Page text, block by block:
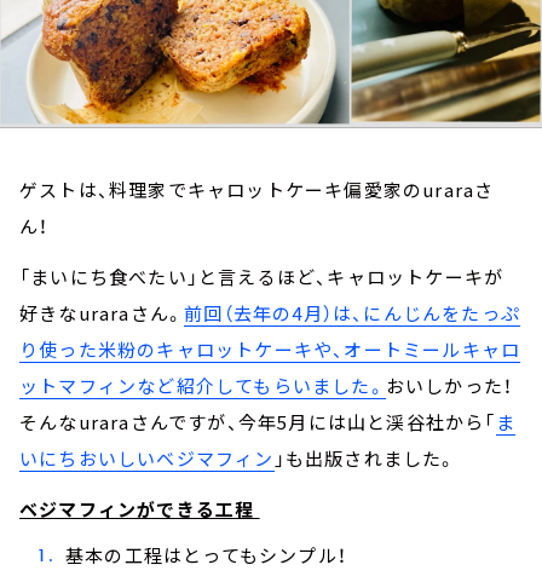
ゲストは、料理家でキャロットケーキ偏愛家のuraraさ
ん！
「まいにち食べたい」と言えるほど、キャロットケーキが
好きなuraraさん。前回（去年の4月）は、にんじんをたっぷ
り使った米粉のキャロットケーキや、オートミールキャロ
ットマフィンなど紹介してもらいました。 おいしかった！
そんなuraraさんですが、今年5月には山と渓谷社から「 ま
いにちおいしいベジマフィン 」も出版されました。
ベジマフィンができる工程
基本の工程はとってもシンプル！